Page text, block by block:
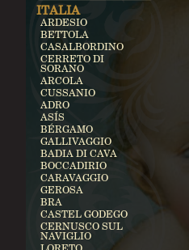
ITALIA
ARDESIO
BETTOLA
CASALBORDINO
CERRETO DI
SORANO
ARCOLA
CUSSANIO
ADRO
ASÍS
BÉRGAMO
GALLIVAGGIO
BADIA DI CAVA
BOCCADIRIO
CARAVAGGIO
GEROSA
BRA
CASTEL GODEGO
CERNUSCO SUL
NAVIGLIO